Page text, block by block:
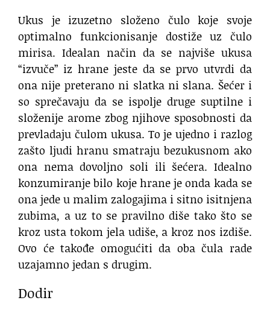
Ukus je izuzetno složeno čulo koje svoje
optimalno funkcionisanje dostiže uz čulo
mirisa. Idealan način da se najviše ukusa
“izvuče” iz hrane jeste da se prvo utvrdi da
ona nije preterano ni slatka ni slana. Šećer i
so sprečavaju da se ispolje druge suptilne i
složenije arome zbog njihove sposobnosti da
prevladaju čulom ukusa. To je ujedno i razlog
zašto ljudi hranu smatraju bezukusnom ako
ona nema dovoljno soli ili šećera. Idealno
konzumiranje bilo koje hrane je onda kada se
ona jede u malim zalogajima i sitno isitnjena
zubima, a uz to se pravilno diše tako što se
kroz usta tokom jela udiše, a kroz nos izdiše.
Ovo će takođe omogućiti da oba čula rade
uzajamno jedan s drugim.
Dodir